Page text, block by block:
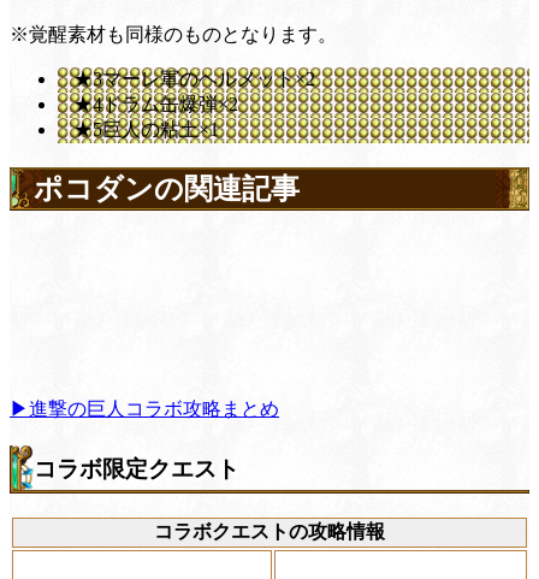
※覚醒素材も同様のものとなります。
★3マーレ軍のヘルメット×2
★4ドラム缶爆弾×2
★5巨人の粘土×1
ポコダンの関連記事
▶進撃の巨人コラボ攻略まとめ
コラボ限定クエスト
コラボクエストの攻略情報